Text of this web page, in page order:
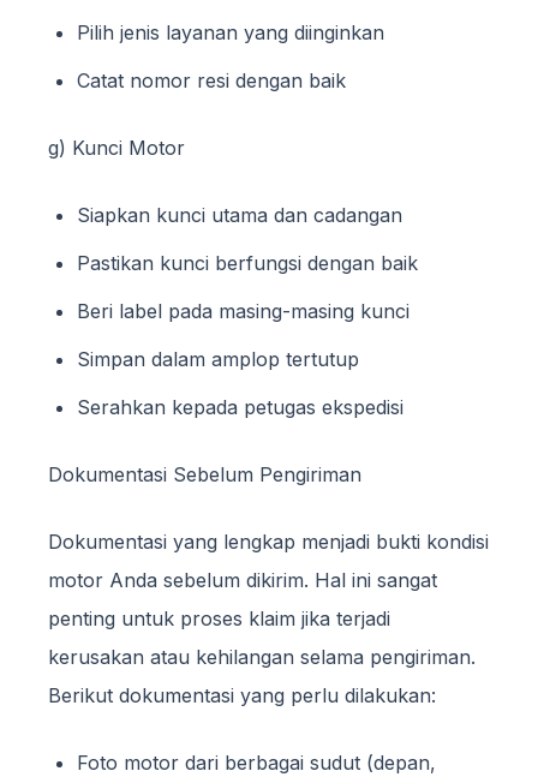
Pilih jenis layanan yang diinginkan
Catat nomor resi dengan baik
g) Kunci Motor
Siapkan kunci utama dan cadangan
Pastikan kunci berfungsi dengan baik
Beri label pada masing-masing kunci
Simpan dalam amplop tertutup
Serahkan kepada petugas ekspedisi
Dokumentasi Sebelum Pengiriman
Dokumentasi yang lengkap menjadi bukti kondisi
motor Anda sebelum dikirim. Hal ini sangat
penting untuk proses klaim jika terjadi
kerusakan atau kehilangan selama pengiriman.
Berikut dokumentasi yang perlu dilakukan:
Foto motor dari berbagai sudut (depan,